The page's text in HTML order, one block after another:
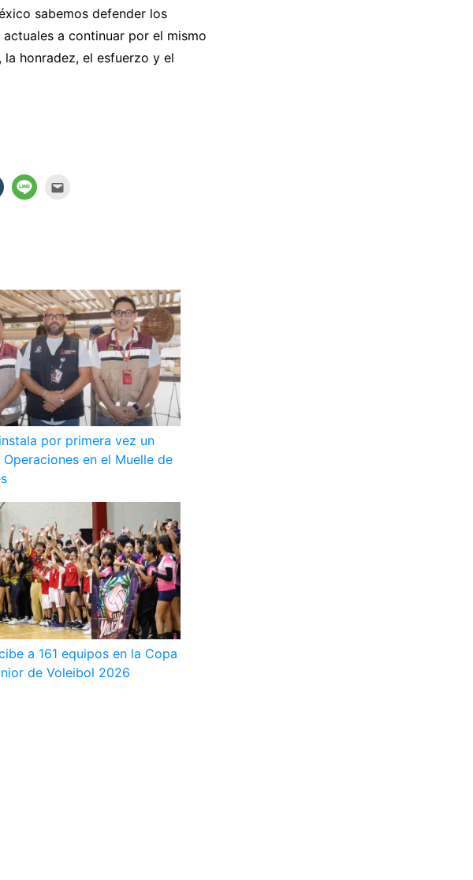
sabemos defender los
a continuar por el mismo
honradez, el esfuerzo y el
por primera vez un
en el Muelle de
a 161 equipos en la Copa
de Voleibol 2026